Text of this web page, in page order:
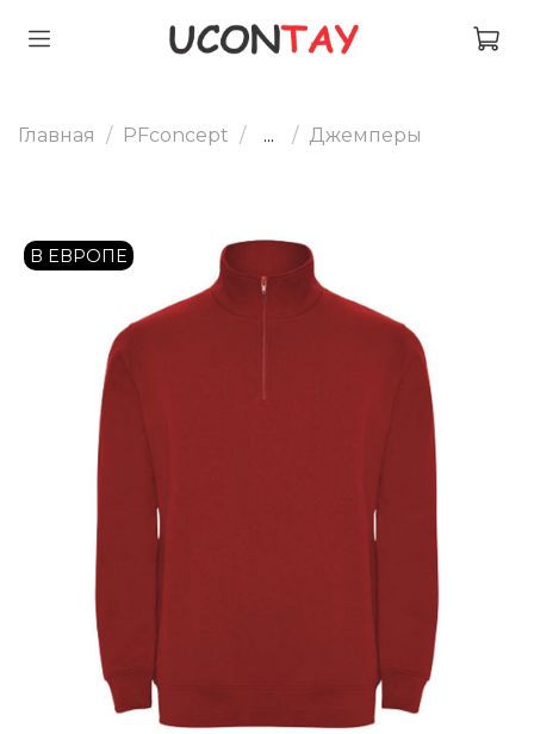
Главная PFconcept ... Джемперы
В ЕВРОПЕ